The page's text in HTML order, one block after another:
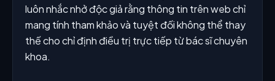
luôn nhắc nhở độc giả rằng thông tin trên web chỉ
mang tính tham khảo và tuyệt đối không thể thay
thế cho chỉ định điều trị trực tiếp từ bác sĩ chuyên
khoa.